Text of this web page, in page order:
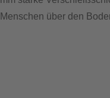
Menschen über den